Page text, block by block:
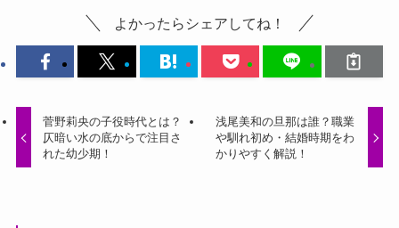
よかったらシェアしてね！
菅野莉央の子役時代とは？
仄暗い水の底からで注目さ
れた幼少期！
浅尾美和の旦那は誰？職業
や馴れ初め・結婚時期をわ
かりやすく解説！